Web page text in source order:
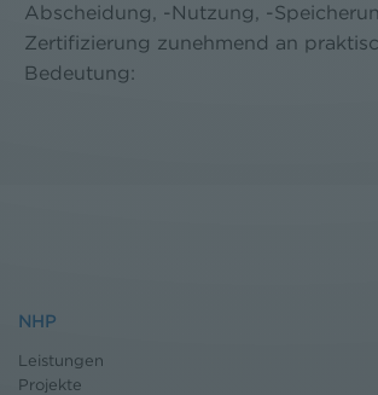
Abscheidung, -Nutzung, -
Zertifizierung zunehmend an
Bedeutung:
NHP
Leistungen
Projekte